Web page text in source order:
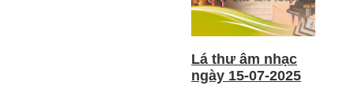
Lá thư âm nhạc
ngày 15-07-2025